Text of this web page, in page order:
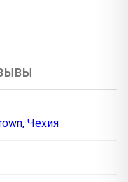
Чехия